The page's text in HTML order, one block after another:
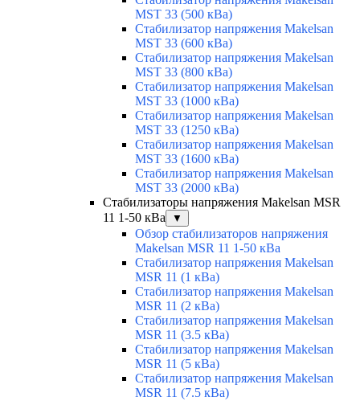
MST 33 (500 кВа)
Стабилизатор напряжения Makelsan
MST 33 (600 кВа)
Стабилизатор напряжения Makelsan
MST 33 (800 кВа)
Стабилизатор напряжения Makelsan
MST 33 (1000 кВа)
Стабилизатор напряжения Makelsan
MST 33 (1250 кВа)
Стабилизатор напряжения Makelsan
MST 33 (1600 кВа)
Стабилизатор напряжения Makelsan
MST 33 (2000 кВа)
Стабилизаторы напряжения Makelsan MSR
11 1-50 кВа
▼
Обзор стабилизаторов напряжения
Makelsan MSR 11 1-50 кВа
Стабилизатор напряжения Makelsan
MSR 11 (1 кВа)
Стабилизатор напряжения Makelsan
MSR 11 (2 кВа)
Стабилизатор напряжения Makelsan
MSR 11 (3.5 кВа)
Стабилизатор напряжения Makelsan
MSR 11 (5 кВа)
Стабилизатор напряжения Makelsan
MSR 11 (7.5 кВа)